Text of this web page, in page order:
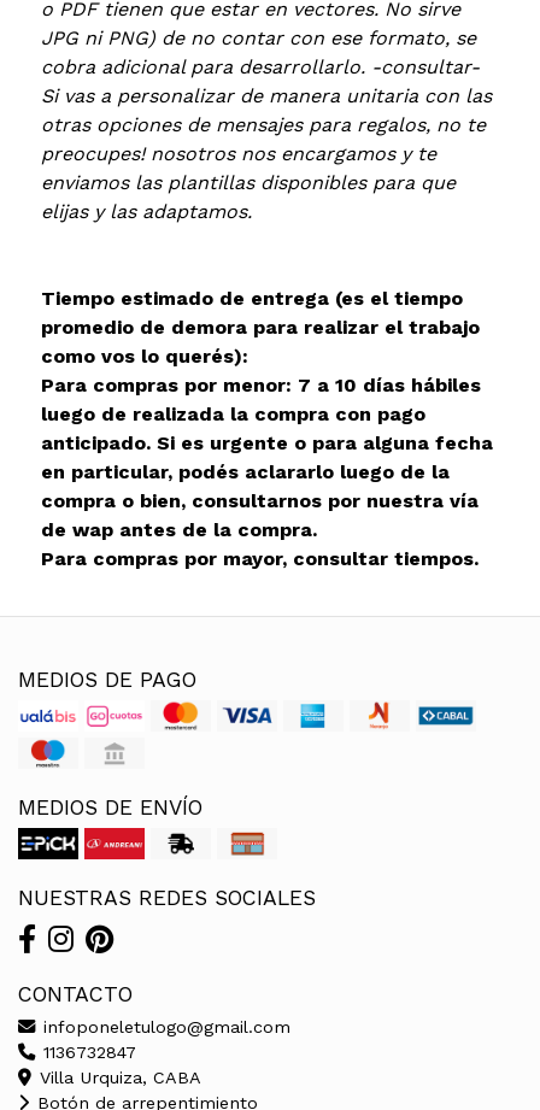
o PDF tienen que estar en vectores. No sirve
JPG ni PNG) de no contar con ese formato, se
cobra adicional para desarrollarlo. -consultar-
Si vas a personalizar de manera unitaria con las
otras opciones de mensajes para regalos, no te
preocupes! nosotros nos encargamos y te
enviamos las plantillas disponibles para que
elijas y las adaptamos.
Tiempo estimado de entrega (es el tiempo
promedio de demora para realizar el trabajo
como vos lo querés):
Para compras por menor: 7 a 10 días hábiles
luego de realizada la compra con pago
anticipado. Si es urgente o para alguna fecha
en particular, podés aclararlo luego de la
compra o bien, consultarnos por nuestra vía
de wap antes de la compra.
Para compras por mayor, consultar tiempos.
MEDIOS DE PAGO
MEDIOS DE ENVÍO
NUESTRAS REDES SOCIALES
CONTACTO
infoponeletulogo@gmail.com
1136732847
Villa Urquiza, CABA
Botón de arrepentimiento